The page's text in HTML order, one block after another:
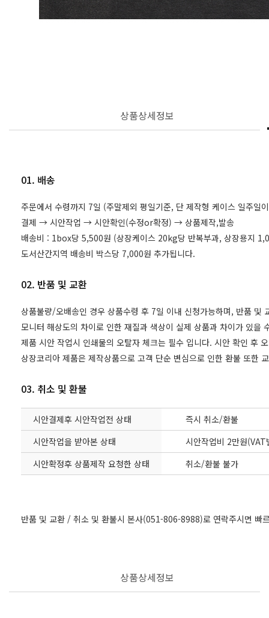
상품상세정보
01. 배송
주문에서 수령까지 7일 (주말제외 평일기준, 단 제작형 케이스 일주일
결제 → 시안작업 → 시안확인(수정or확정) → 상품제작,발송
배송비 : 1box당 5,500원 (상장케이스 20kg당 반복부과, 상장용지
도서산간지역 배송비 박스당 7,000원 추가됩니다.
02. 반품 및 교환
상품불량/오배송인 경우 상품수령 후 7일 이내 신청가능하며, 반품 및
모니터 해상도의 차이로 인한 재질과 색상이 실제 상품과 차이가 있
제품 시안 작업시 인쇄물의 오탈자 체크는 필수 입니다. 시안 확인 후
상장코리아 제품은 제작상품으로 고객 단순 변심으로 인한 환불 또한
03. 취소 및 환불
시안결제후 시안작업전 상태
즉시 취소/환불
시안작업을 받아본 상태
시안작업비 2만원
시안확정후 상품제작 요청한 상태
취소/환불 불가
반품 및 교환 / 취소 및 환불시 본사(051-806-8988)로 연락주시면 빠
상품상세정보